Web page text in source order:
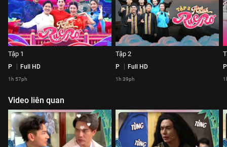
Tập 1
P Full HD
1h 57ph
Tập 2
P Full HD
1h 39ph
P
Video liên quan